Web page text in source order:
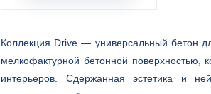
Коллекция Drive — универсальный бетон
мелкофактурной бетонной поверхностью,
интерьеров. Сдержанная эстетика и